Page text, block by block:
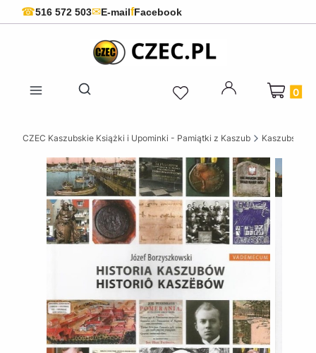
☎516 572 503✉E-mailfFacebook
Otwórz wyszukiwarkę
Produkty
CZEC Kaszubskie Książki i Upominki - Pamiątki z Kaszub Kaszubskie